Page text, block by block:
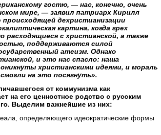
гостю, — нас, конечно, очень
мире, — заявил патриарх Кирилл
дехристианизации
картина, когда грех
расходящиеся с христианской, а также
поддерживаются силой
атеизм. Однако
и это нас спасло: наша
христианскими идеями, и мораль
на это посягнуть».
от коммунизма как
на его ценностное родство с русским
Выделим важнейшие из них:
определяющего идеократические формы